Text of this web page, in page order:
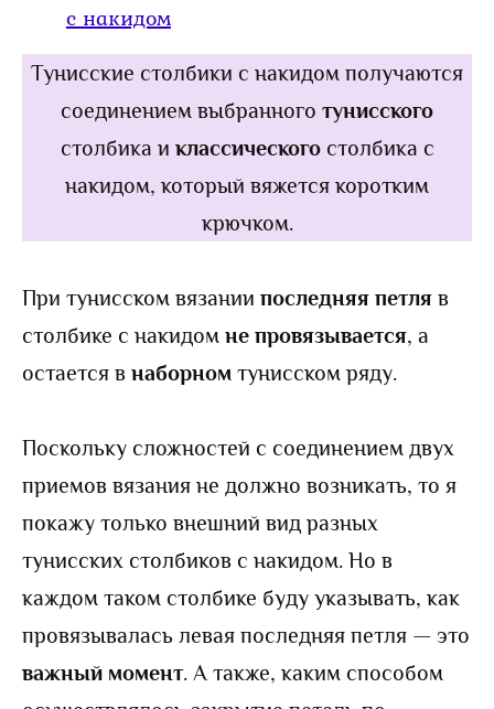
с накидом
Тунисские столбики с накидом получаются
соединением выбранного тунисского
столбика и классическогостолбика с
накидом, который вяжется коротким
крючком.
При тунисском вязании последняя петля в
столбике с накидом не провязывается, а
остается в наборном тунисском ряду.
Поскольку сложностей с соединением двух
приемов вязания не должно возникать, то я
покажу только внешний вид разных
тунисских столбиков с накидом. Но в
каждом таком столбике буду указывать, как
провязывалась левая последняя петля — это
важный момент. А также, каким способом